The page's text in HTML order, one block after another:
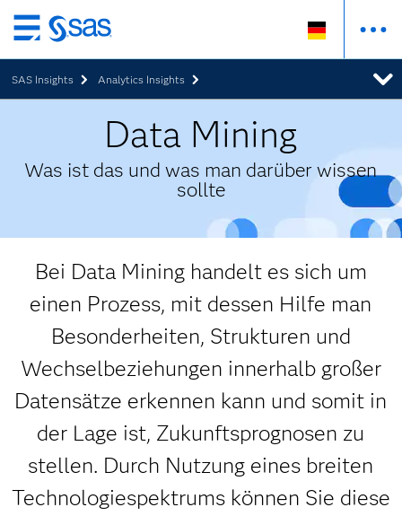
Zurück
zum
Hauptinhalt
SAS Insights Analytics Insights
Data Mining
Was ist das und was man darüber wissen
sollte
Bei Data Mining handelt es sich um
einen Prozess, mit dessen Hilfe man
Besonderheiten, Strukturen und
Wechselbeziehungen innerhalb großer
Datensätze erkennen kann und somit in
der Lage ist, Zukunftsprognosen zu
stellen. Durch Nutzung eines breiten
Technologiespektrums können Sie diese